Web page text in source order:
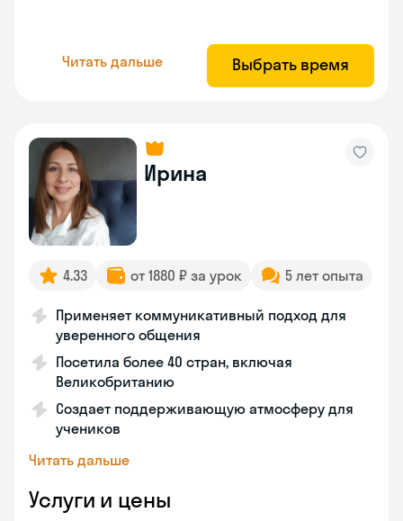
Читать дальше Выбрать время
Ирина
4.33 от 1880 ₽ за урок 5 лет опыта
Применяет коммуникативный подход для
уверенного общения
Посетила более 40 стран, включая
Великобританию
Создает поддерживающую атмосферу для
учеников
Читать дальше
Услуги и цены